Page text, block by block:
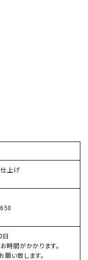
仕上げ
日
時間がかかります。
い致します。